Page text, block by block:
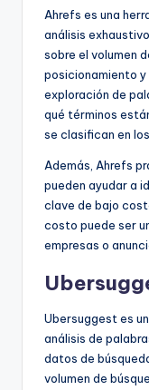
Ahrefs es una
análisis
sobre el volumen
posicionamiento
exploración de
qué términos
se clasifican en
Además, Ahrefs
pueden ayudar a
clave de bajo
costo puede ser
empresas o
Ubersuggest es
análisis de
datos de
volumen de